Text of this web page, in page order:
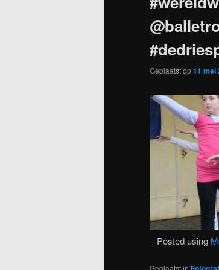
Geplaatst op11 mei
– Posted using